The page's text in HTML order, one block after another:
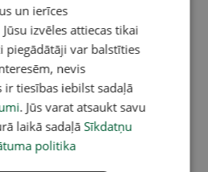
un ierīces
izvēles attiecas tikai
piegādātāji var balstīties
nevis
tiesības iebilst sadaļā
. Jūs varat atsaukt savu
laikā sadaļā Sīkdatņu
politika